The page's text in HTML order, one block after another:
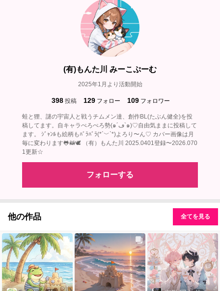
(有)もんた川 みーこぷーむ
2025年1月より活動開始
398 投稿 129 フォロー 109 フォロワー
蛙と狸、謎の宇宙人と戦うチムメン達、創作BL(たぶん健全)を投
稿してます。自キャラぺろぺろ勢(๑´ڡ`๑)♡自由気ままに投稿して
ます。 ｼﾞｬﾝﾙも絵柄もﾊﾞﾗﾊﾞﾗ(*´﹀`*)よろり〜ん♡ カバー画像は月
毎に変わります🐸🦝🕊‎ （有）もんた川 2025.0401登録〜2026.070
1更新☆
フォローする
他の作品 全てを見る